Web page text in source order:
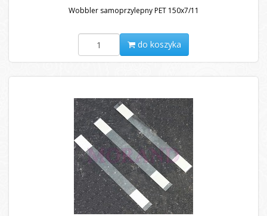
Wobbler samoprzylepny PET 150x7/11
do koszyka